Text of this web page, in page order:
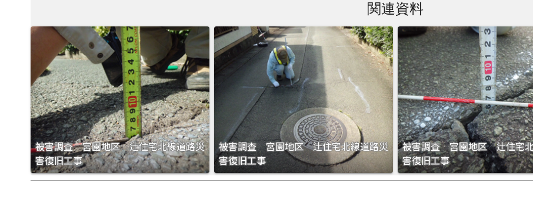
関連資料
被害調査 宮園地区 辻住宅北線道路災
害復旧工事
被害調査 宮園地区 辻住宅北線道路災
害復旧工事
被害調査 宮園地区 辻住宅
害復旧工事